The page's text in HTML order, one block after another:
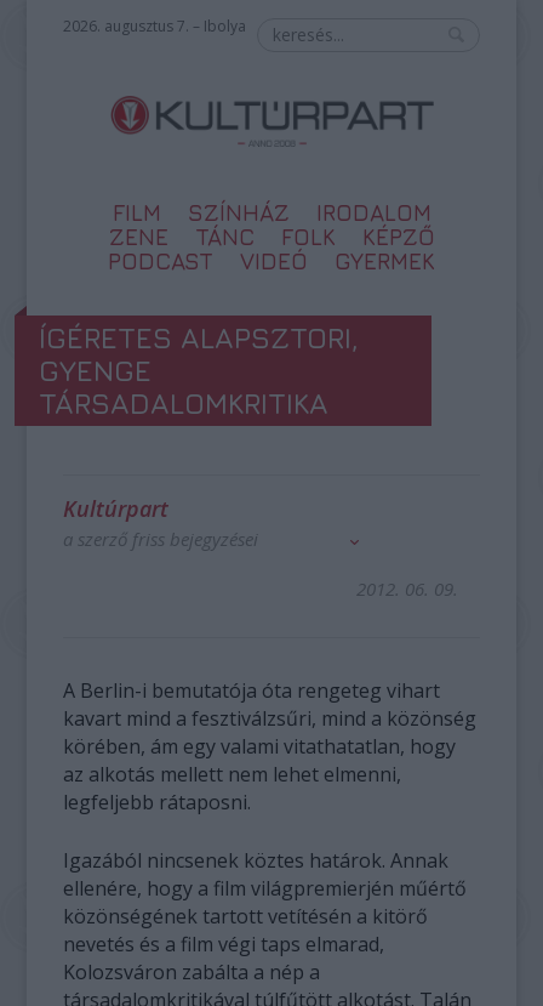
2026. augusztus 7. – Ibolya
FILM SZÍNHÁZ
IRODALOM
ZENE
TÁNC FOLK
KÉPZŐ
PODCAST
VIDEÓ GYERMEK
ÍGÉRETES ALAPSZTORI,
GYENGE
TÁRSADALOMKRITIKA
Kultúrpart
a szerző friss bejegyzései
2012. 06. 09.
A Berlin-i bemutatója óta rengeteg vihart
kavart mind a fesztiválzsűri, mind a közönség
körében, ám egy valami vitathatatlan, hogy
az alkotás mellett nem lehet elmenni,
legfeljebb rátaposni.
Igazából nincsenek köztes határok. Annak
ellenére, hogy a film világpremierjén műértő
közönségének tartott vetítésén a kitörő
nevetés és a film végi taps elmarad,
Kolozsváron zabálta a nép a
társadalomkritikával túlfűtött alkotást. Talán